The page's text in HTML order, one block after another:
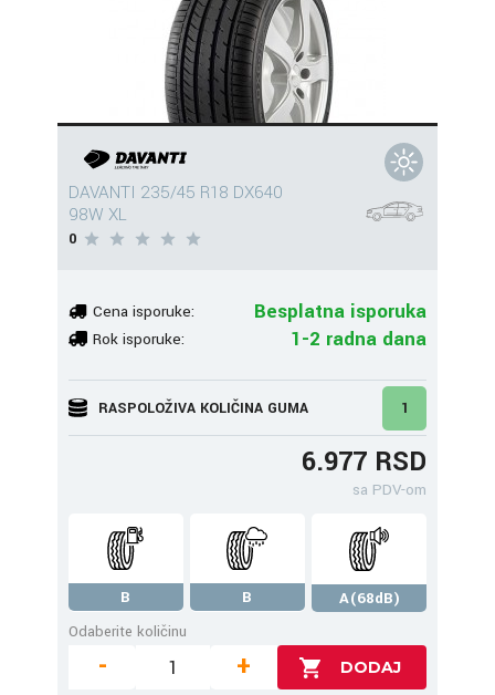
DAVANTI 235/45 R18 DX640
98W XL
0
Cena isporuke: Besplatna isporuka
Rok isporuke: 1-2 radna dana
RASPOLOŽIVA KOLIČINA GUMA 1
6.977 RSD
sa PDV-om
B B
A(68dB)
Odaberite količinu
- +